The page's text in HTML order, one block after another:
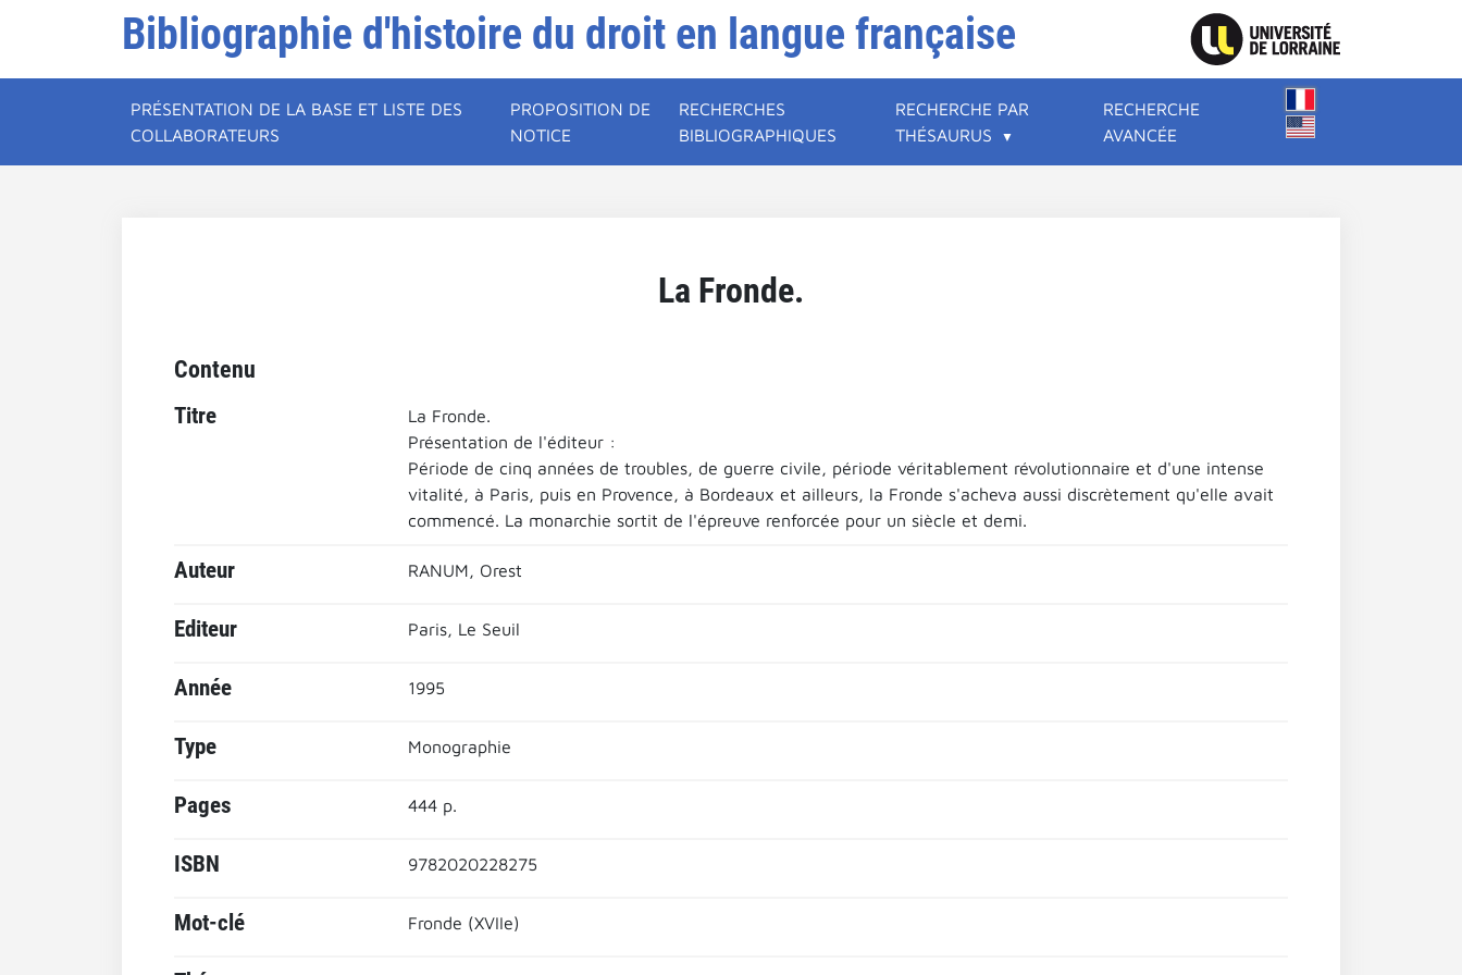
Bibliographie d'histoire du droit en langue française
PRÉSENTATION DE LA BASE ET LISTE DES
COLLABORATEURS
PROPOSITION DE
NOTICE
RECHERCHES
BIBLIOGRAPHIQUES
RECHERCHE PAR
THÉSAURUS
RECHERCHE
AVANCÉE
La Fronde.
Contenu
Titre
La Fronde.
Présentation de l'éditeur :
Période de cinq années de troubles, de guerre civile, période véritablement révolutionnaire et d'une intense
vitalité, à Paris, puis en Provence, à Bordeaux et ailleurs, la Fronde s'acheva aussi discrètement qu'elle avait
commencé. La monarchie sortit de l'épreuve renforcée pour un siècle et demi.
Auteur RANUM, Orest
Editeur Paris, Le Seuil
Année 1995
Type Monographie
Pages 444 p.
ISBN 9782020228275
Mot-clé Fronde (XVIIe)